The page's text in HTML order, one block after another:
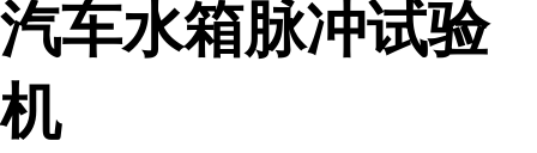
汽车水箱脉冲试验
机